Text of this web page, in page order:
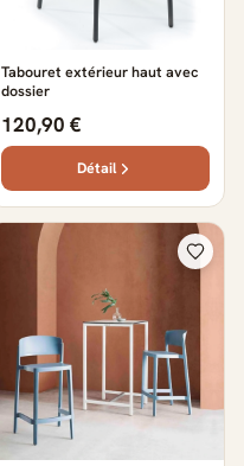
Tabouret extérieur haut avec
dossier
120,90 €
Détail